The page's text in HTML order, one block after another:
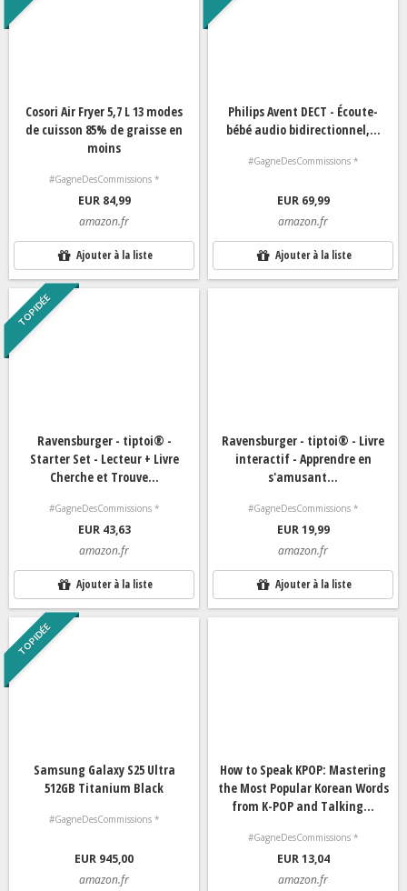
Cosori Air Fryer 5,7 L 13 modes
de cuisson 85% de graisse en
moins
#GagneDesCommissions *
EUR 84,99
amazon.fr
Ajouter à la liste
Philips Avent DECT - Écoute-
bébé audio bidirectionnel,...
#GagneDesCommissions *
EUR 69,99
amazon.fr
Ajouter à la liste
TOP IDÉE
Ravensburger - tiptoi® -
Starter Set - Lecteur + Livre
Cherche et Trouve...
#GagneDesCommissions *
EUR 43,63
amazon.fr
Ajouter à la liste
Ravensburger - tiptoi® - Livre
interactif - Apprendre en
s'amusant...
#GagneDesCommissions *
EUR 19,99
amazon.fr
Ajouter à la liste
TOP IDÉE
Samsung Galaxy S25 Ultra
512GB Titanium Black
#GagneDesCommissions *
EUR 945,00
amazon.fr
How to Speak KPOP: Mastering
the Most Popular Korean Words
from K-POP and Talking...
#GagneDesCommissions *
EUR 13,04
amazon.fr